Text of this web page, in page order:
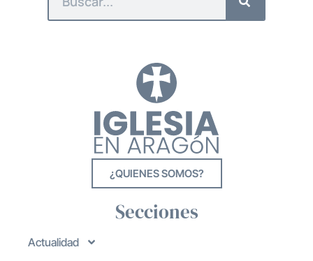
¿QUIENES SOMOS?
Secciones
Actualidad